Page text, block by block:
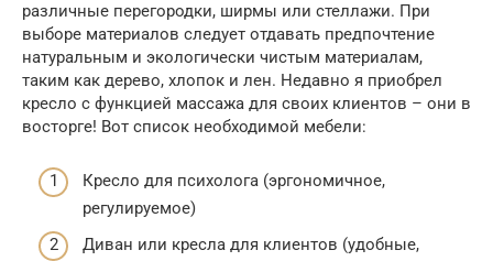
различные перегородки, ширмы или стеллажи. При
выборе материалов следует отдавать предпочтение
натуральным и экологически чистым материалам,
таким как дерево, хлопок и лен. Недавно я приобрел
кресло с функцией массажа для своих клиентов – они в
восторге! Вот список необходимой мебели:
Кресло для психолога (эргономичное,
регулируемое)
Диван или кресла для клиентов (удобные,